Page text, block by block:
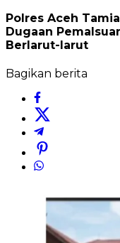
Polres Aceh
Dugaan
Berlarut-larut
Bagikan berita